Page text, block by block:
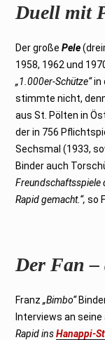
Duell mit
Der großePele
1958, 1962 und
„1.000er-Schütze“in
stimmte nicht,
aus St. Pölten in
der in 756
Sechsmal (1933,
Binder auch
Freundschaftsspiele
Rapid gemacht.“, so
Der Fan –
Franz„Bimbo“
Interviews an
Rapid insHanappi-